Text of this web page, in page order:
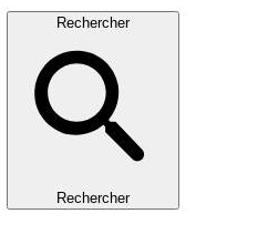
Rechercher
Rechercher